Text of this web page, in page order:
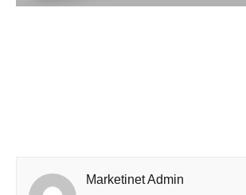
Marketinet Admin